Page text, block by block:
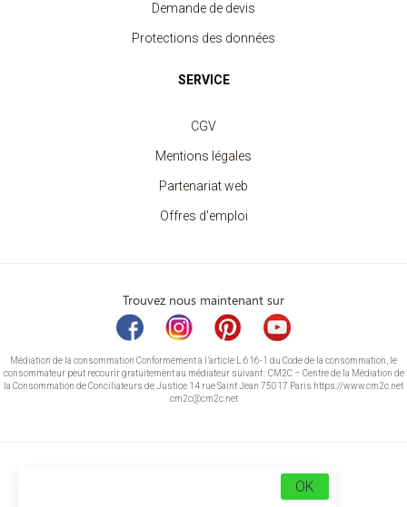
Demande de devis
Protections des données
SERVICE
CGV
Mentions légales
Partenariat web
Offres d'emploi
Trouvez nous maintenant sur
Médiation de la consommation Conformément à l’article L.616-1 du Code de la consommation, le
consommateur peut recourir gratuitement au médiateur suivant : CM2C – Centre de la Médiation de
la Consommation de Conciliateurs de Justice 14 rue Saint Jean 75017 Paris https://www.cm2c.net
cm2c@cm2c.net
OK